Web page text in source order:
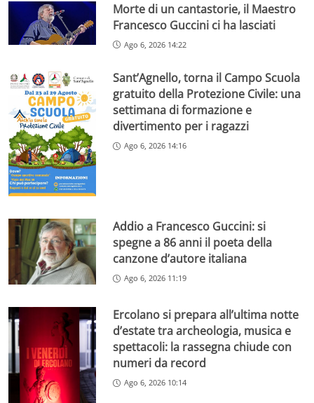
Morte di un cantastorie, il Maestro
Francesco Guccini ci ha lasciati
Ago 6, 2026 14:22
Sant’Agnello, torna il Campo Scuola
gratuito della Protezione Civile: una
settimana di formazione e
divertimento per i ragazzi
Ago 6, 2026 14:16
Addio a Francesco Guccini: si
spegne a 86 anni il poeta della
canzone d’autore italiana
Ago 6, 2026 11:19
Ercolano si prepara all’ultima notte
d’estate tra archeologia, musica e
spettacoli: la rassegna chiude con
numeri da record
Ago 6, 2026 10:14